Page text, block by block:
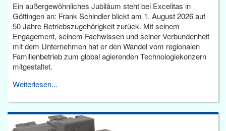
Ein außergewöhnliches Jubiläum steht bei Excelitas in
Göttingen an: Frank Schindler blickt am 1. August 2026 auf
50 Jahre Betriebszugehörigkeit zurück. Mit seinem
Engagement, seinem Fachwissen und seiner Verbundenheit
mit dem Unternehmen hat er den Wandel vom regionalen
Familienbetrieb zum global agierenden Technologiekonzern
mitgestaltet.
Weiterlesen...